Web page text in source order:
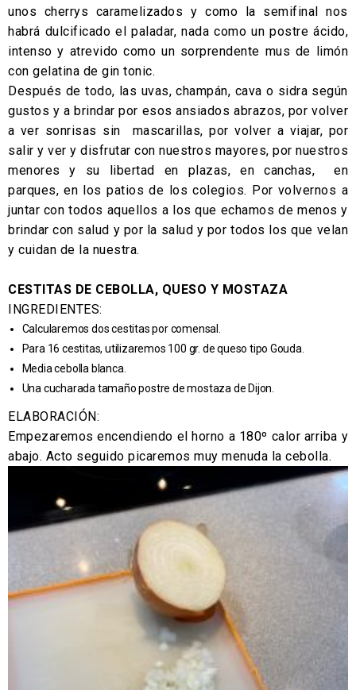
unos cherrys caramelizados y como la semifinal nos
habrá dulcificado el paladar, nada como un postre ácido,
intenso y atrevido como un sorprendente mus de limón
con gelatina de gin tonic.
Después de todo, las uvas, champán, cava o sidra según
gustos y a brindar por esos ansiados abrazos, por volver
a ver sonrisas sin mascarillas, por volver a viajar, por
salir y ver y disfrutar con nuestros mayores, por nuestros
menores y su libertad en plazas, en canchas, en
parques, en los patios de los colegios. Por volvernos a
juntar con todos aquellos a los que echamos de menos y
brindar con salud y por la salud y por todos los que velan
y cuidan de la nuestra.
CESTITAS DE CEBOLLA, QUESO Y MOSTAZA
INGREDIENTES:
Calcularemos dos cestitas por comensal.
Para 16 cestitas, utilizaremos 100 gr. de queso tipo Gouda.
Media cebolla blanca.
Una cucharada tamaño postre de mostaza de Dijon.
ELABORACIÓN:
Empezaremos encendiendo el horno a 180º calor arriba y
abajo. Acto seguido picaremos muy menuda la cebolla.